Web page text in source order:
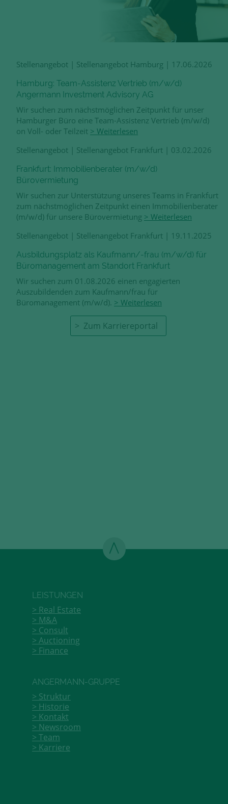
Stellenangebot | Stellenangebot Hamburg | 17.06.2026
Hamburg: Team-Assistenz Vertrieb (m/w/d)
Angermann Investment Advisory AG
Wir suchen zum nächstmöglichen Zeitpunkt für unser
Hamburger Büro eine Team-Assistenz Vertrieb (m/w/d)
on Voll- oder Teilzeit > Weiterlesen
Stellenangebot | Stellenangebot Frankfurt | 03.02.2026
Frankfurt: Immobilienberater (m/w/d)
Bürovermietung
Wir suchen zur Unterstützung unseres Teams in Frankfurt
zum nächstmöglichen Zeitpunkt einen Immobilienberater
(m/w/d) für unsere Bürovermietung > Weiterlesen
Stellenangebot | Stellenangebot Frankfurt | 19.11.2025
Ausbildungsplatz als Kaufmann/-frau (m/w/d) für
Büromanagement am Standort Frankfurt
Wir suchen zum 01.08.2026 einen engagierten
Auszubildenden zum Kaufmann/frau für
Büromanagement (m/w/d). > Weiterlesen
Zum Karriereportal
LEISTUNGEN
Real Estate
M&A
Consult
Auctioning
Finance
ANGERMANN-GRUPPE
Struktur
Historie
Kontakt
Newsroom
Team
Karriere